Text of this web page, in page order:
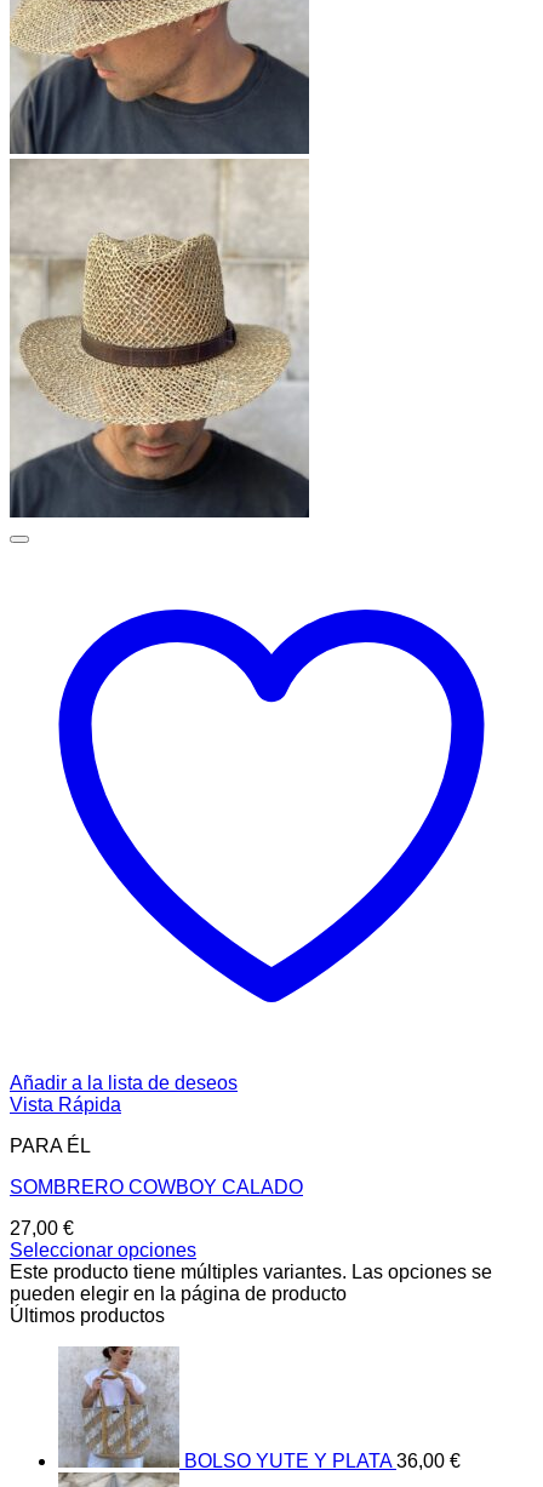
Añadir a la lista de deseos
Vista Rápida
PARA ÉL
SOMBRERO COWBOY CALADO
27,00 €
Seleccionar opciones
Este producto tiene múltiples variantes. Las opciones se
pueden elegir en la página de producto
Últimos productos
BOLSO YUTE Y PLATA 36,00 €